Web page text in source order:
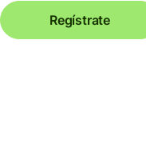
Regístrate